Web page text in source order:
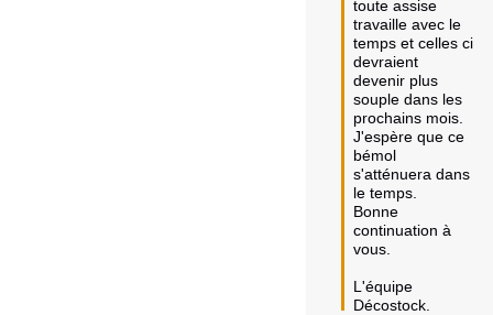
toute assise
travaille avec le
temps et celles ci
devraient
devenir plus
souple dans les
prochains mois.
J'espère que ce
bémol
s'atténuera dans
le temps.
Bonne
continuation à
vous.
L'équipe
Décostock.